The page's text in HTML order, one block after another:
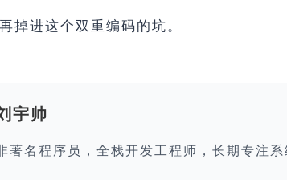
掉进这个双重编码的坑。
宇帅
著名程序员，全栈开发工程师，长期专注系